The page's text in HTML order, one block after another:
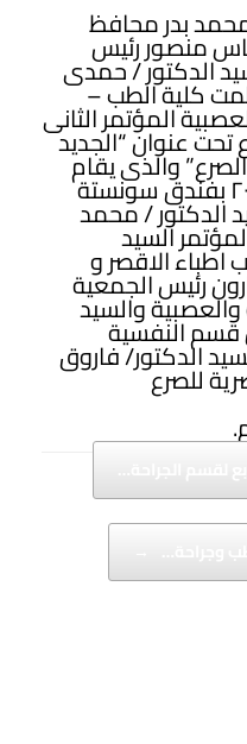
بدر محافظ
منصور رئيس
الدكتور / حمدى
كلية الطب –
المؤتمر الثانى
تحت عنوان “الجديد
والذى يقام
فى الفترة من ٣- 5/٥ /٢٠١٨ بفندق سونستة
الدكتور / محمد
السيد
اطباء الاقصر و
رئيس الجمعية
والسيد
قسم النفسية
الدكتور/ فاروق
للصرع